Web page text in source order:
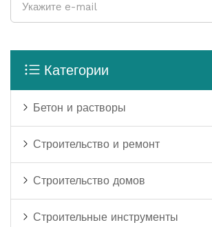
Категории
Бетон и растворы
Строительство и ремонт
Строительство домов
Строительные инструменты